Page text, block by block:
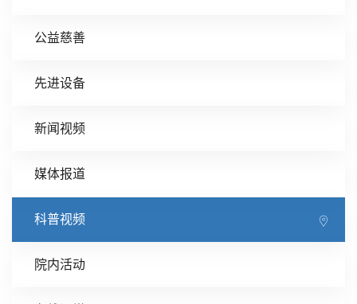
公益慈善
先进设备
新闻视频
媒体报道
科普视频
院内活动